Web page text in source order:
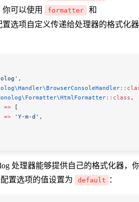
可以使用
formatter 和
置选项自定义传递给处理器的格式化
,
BrowserConsoleHandler::
HtmlFormatter:: class ,
=> [
=> 'Y-m-d' ,
处理器能够提供自己的格式化器，
配置选项的值设置为 default ：